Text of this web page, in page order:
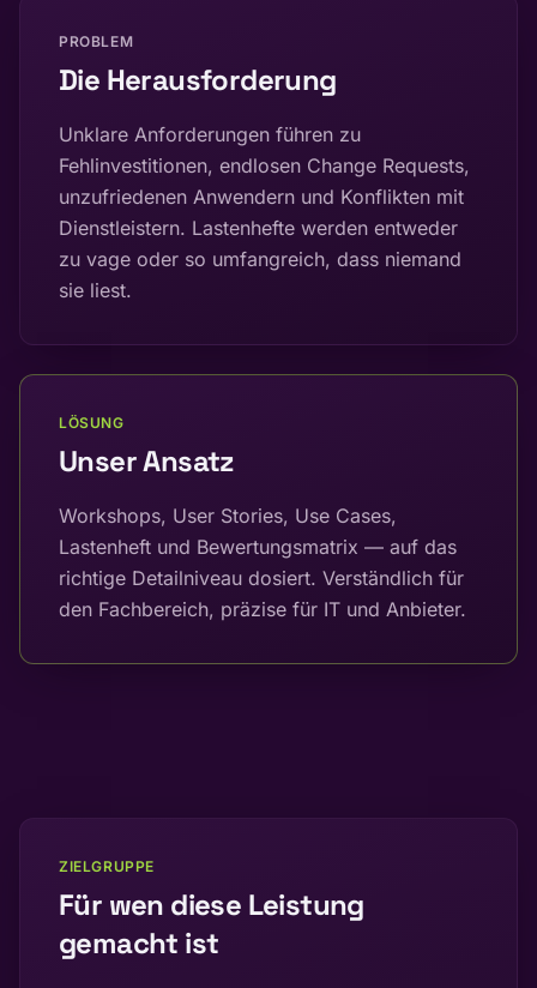
PROBLEM
Die Herausforderung
Unklare Anforderungen führen zu
Fehlinvestitionen, endlosen Change Requests,
unzufriedenen Anwendern und Konflikten mit
Dienstleistern. Lastenhefte werden entweder
zu vage oder so umfangreich, dass niemand
sie liest.
LÖSUNG
Unser Ansatz
Workshops, User Stories, Use Cases,
Lastenheft und Bewertungsmatrix — auf das
richtige Detailniveau dosiert. Verständlich für
den Fachbereich, präzise für IT und Anbieter.
ZIELGRUPPE
Für wen diese Leistung
gemacht ist